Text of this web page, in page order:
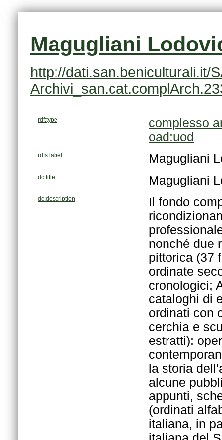
Magugliani
rdf:type
complesso
oad:uod
rdfs:label Magugliani
dc:title Magugliani
dc:description